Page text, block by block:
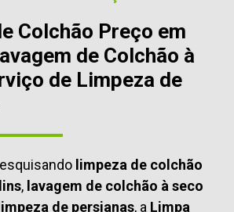
Colchão Preço em
de Colchão à
de Limpeza de
limpeza de colchão
, lavagem de colchão à seco
de persianas, a Limpa